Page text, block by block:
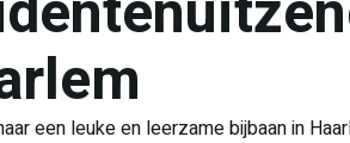
een leuke en leerzame bijbaan in